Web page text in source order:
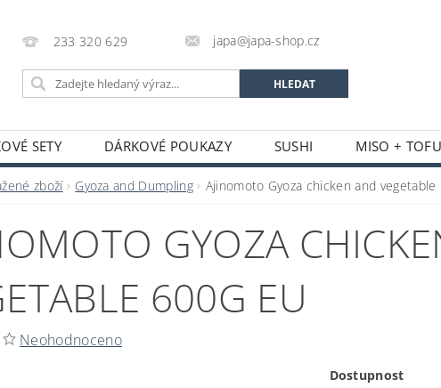
233 320 629 japa@japa-shop.cz
SETY DÁRKOVÉ POUKAZY SUSHI MISO + TOFU
NUDLE A POLÉVKY RÝŽE A OBILOVINY
ZELENINA +
JAPONSKÉ FIGURKY LEKCE VAŘENÍ
PRO
PLATBY
zboží Gyoza and Dumpling Ajinomoto Gyoza chicken and vegetable
GYOZA
600G EU
Neohodnoceno
Dostupnost